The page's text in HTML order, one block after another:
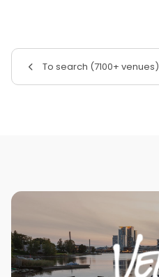
To search (7100+ venues)